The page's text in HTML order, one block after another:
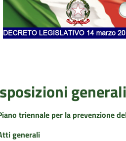
generali
triennale per la prevenzione
generali